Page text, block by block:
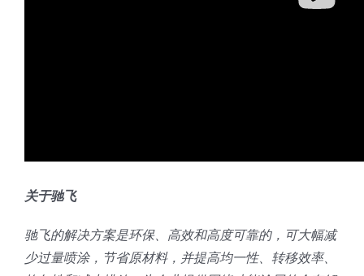
关于驰飞
驰飞的解决方案是环保、高效和高度可靠的，可大幅减
少过量喷涂，节省原材料，并提高均一性、转移效率、